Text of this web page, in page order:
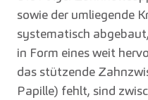
sowie der umliegende
systematisch
in Form eines weit
das stützende
Papille) fehlt, sind